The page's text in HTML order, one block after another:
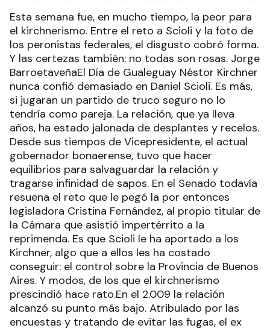
Esta semana fue, en mucho tiempo, la peor para
el kirchnerismo. Entre el reto a Scioli y la foto de
los peronistas federales, el disgusto cobró forma.
Y las certezas también: no todas son rosas. Jorge
BarroetaveñaEl Día de Gualeguay Néstor Kirchner
nunca confió demasiado en Daniel Scioli. Es más,
si jugaran un partido de truco seguro no lo
tendría como pareja. La relación, que ya lleva
años, ha estado jalonada de desplantes y recelos.
Desde sus tiempos de Vicepresidente, el actual
gobernador bonaerense, tuvo que hacer
equilibrios para salvaguardar la relación y
tragarse infinidad de sapos. En el Senado todavía
resuena el reto que le pegó la por entonces
legisladora Cristina Fernández, al propio titular de
la Cámara que asistió impertérrito a la
reprimenda. Es que Scioli le ha aportado a los
Kirchner, algo que a ellos les ha costado
conseguir: el control sobre la Provincia de Buenos
Aires. Y modos, de los que el kirchnerismo
prescindió hace rato.En el 2.009 la relación
alcanzó su punto más bajo. Atribulado por las
encuestas y tratando de evitar las fugas, el ex